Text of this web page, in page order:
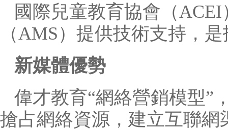
國際兒童教育協會（
（AMS）提供技術支持，
新媒體優勢
偉才教育“網絡營銷模型”
搶占網絡資源，建立互聯